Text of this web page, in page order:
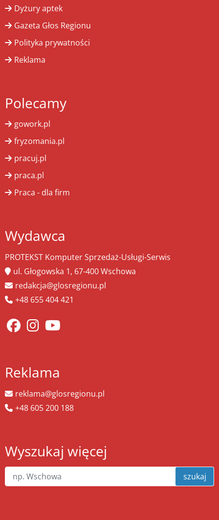
Dyżury aptek
Gazeta Głos Regionu
Polityka prywatności
Reklama
Polecamy
gowork.pl
fryzomania.pl
pracuj.pl
praca.pl
Praca - dla firm
Wydawca
PROTEKST Komputer Sprzedaż-Usługi-Serwis
ul. Głogowska 1, 67-400 Wschowa
redakcja@glosregionu.pl
+48 655 404 421
Reklama
reklama@glosregionu.pl
+48 605 200 188
Wyszukaj więcej
szukaj